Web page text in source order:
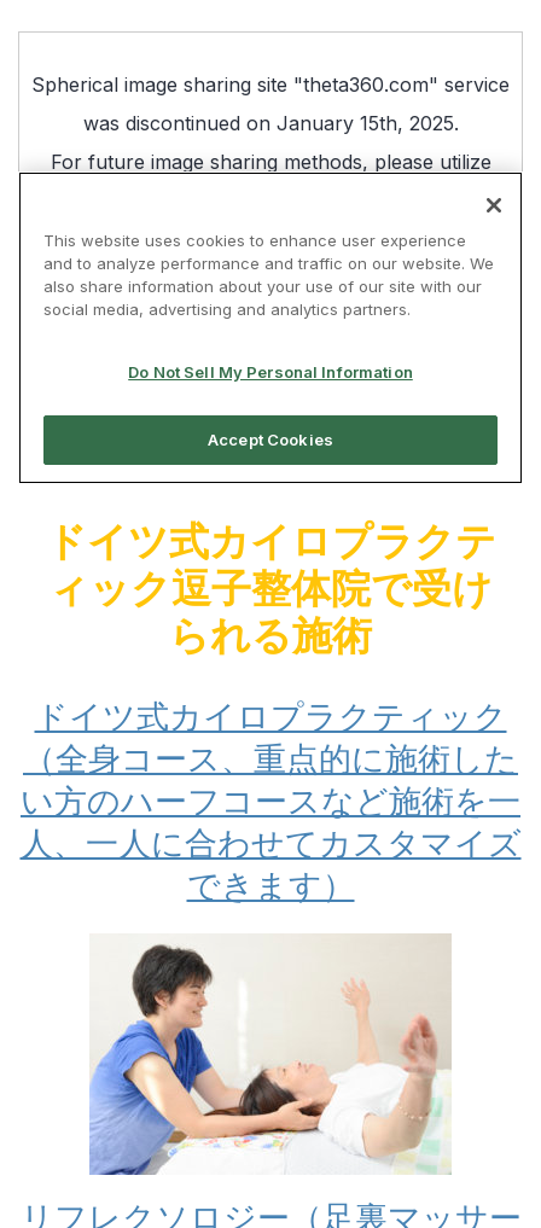
ドイツ式カイロプラクテ
ィック逗子整体院で受け
られる施術
ドイツ式カイロプラクティック
（全身コース、重点的に施術した
い方のハーフコースなど施術を一
人、一人に合わせてカスタマイズ
できます）
リフレクソロジー（足裏マッサー